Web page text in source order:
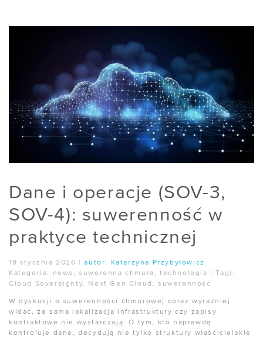
Dane i operacje (SOV-3,
SOV-4): suwerenność w
praktyce technicznej
19 stycznia 2026 |autor:
Katarzyna Przybyłowicz
Kategoria:
news ,suwerenna chmura ,technologia |Tagi:
Cloud Sovereignty, Next Gen Cloud ,suwerenność
W dyskusji o suwerenności chmurowej coraz wyraźniej
widać, że sama lokalizacja infrastruktury czy zapisy
kontraktowe nie wystarczają. O tym, kto naprawdę
kontroluje dane, decydują nie tylko struktury właścicielskie